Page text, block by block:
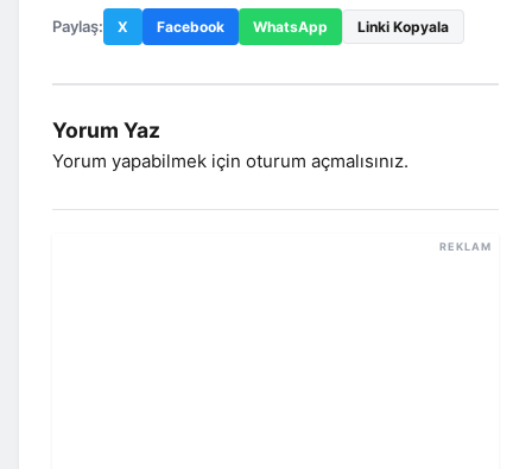
Paylaş: X Facebook WhatsApp Linki Kopyala
Yorum Yaz
Yorum yapabilmek için oturum açmalısınız.
REKLAM